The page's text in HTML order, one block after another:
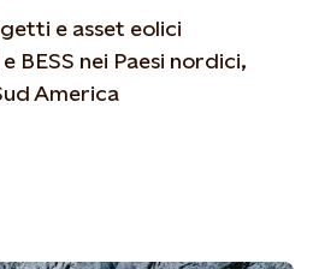
e asset eolici
BESS nei Paesi nordici,
America